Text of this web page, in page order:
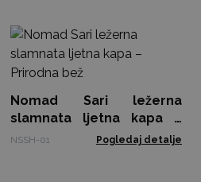
Nomad Sari ležerna
slamnata ljetna kapa –
Prirodna bež
NSSH-01 Pogledaj detalje